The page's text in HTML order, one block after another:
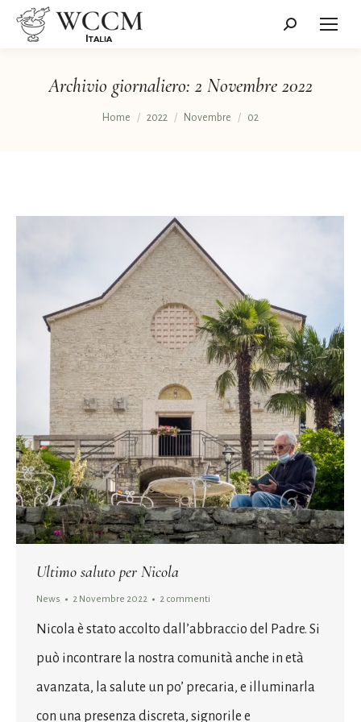
Cerca:
Archivio giornaliero: 2 Novembre 2022
Tu sei qui:
Home 2022 Novembre 02
Ultimo saluto per Nicola
News 2 Novembre 2022 2 commenti
Nicola è stato accolto dall’abbraccio del Padre. Si
può incontrare la nostra comunità anche in età
avanzata, la salute un po’ precaria, e illuminarla
con una presenza discreta, signorile e